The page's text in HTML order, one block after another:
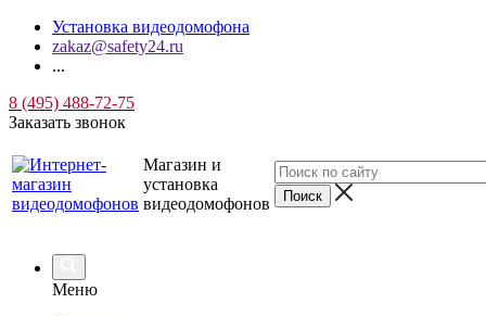
Установка видеодомофона
zakaz@safety24.ru
...
8 (495) 488-72-75
Заказать звонок
Магазин и
установка
видеодомофонов
Меню